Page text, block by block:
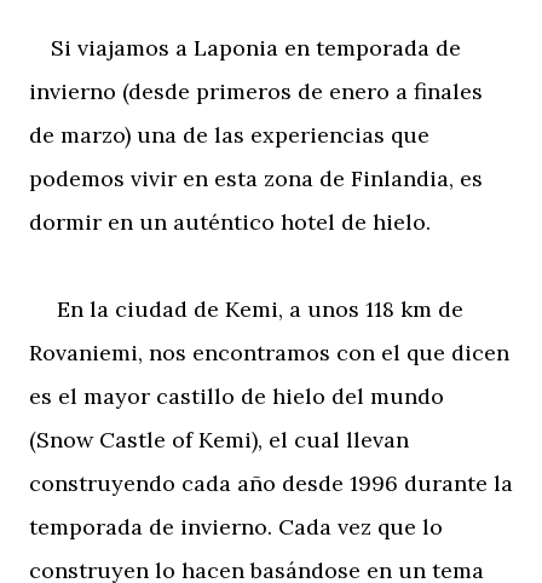
Si viajamos a Laponia en temporada de
invierno (desde primeros de enero a finales
de marzo) una de las experiencias que
podemos vivir en esta zona de Finlandia, es
dormir en un auténtico hotel de hielo.
En la ciudad de Kemi, a unos 118 km de
Rovaniemi, nos encontramos con el que dicen
es el mayor castillo de hielo del mundo
(Snow Castle of Kemi), el cual llevan
construyendo cada año desde 1996 durante la
temporada de invierno. Cada vez que lo
construyen lo hacen basándose en un tema